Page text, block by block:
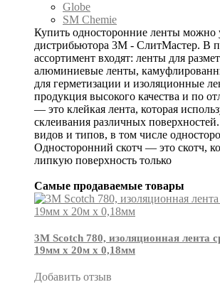
Globe
SM Chemie
Купить односторонние ленты можно
дистрибьютора 3М - СлитМастер. В
ассортимент входят: ленты для
алюминиевые ленты,
для герметизации и изоляционные
продукция высокого качества и по
— это клейкая лента, которая
склеивания различных
видов и типов, в том числе
Односторонний скотч — это скотч,
липкую поверхность только
Самые продаваемые товары
3М Scotch 780, изоляционная лента
19мм х 20м х 0,18мм
Добавить отзыв